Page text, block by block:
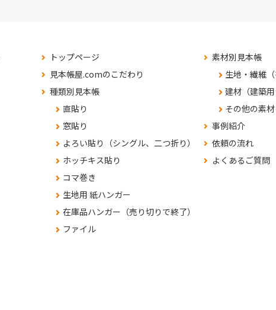
トップページ
見本帳屋.comのこだわり
種類別見本帳
直貼り
窓貼り
よろい貼り（シングル、二つ折り）
ホッチキス貼り
コマ巻き
生地用 紙ハンガー
在庫品ハンガー（売り切りで終了）
ファイル
素材別見本帳
生地・繊維（
建材（建築用
その他の素材
事例紹介
依頼の流れ
よくあるご質問